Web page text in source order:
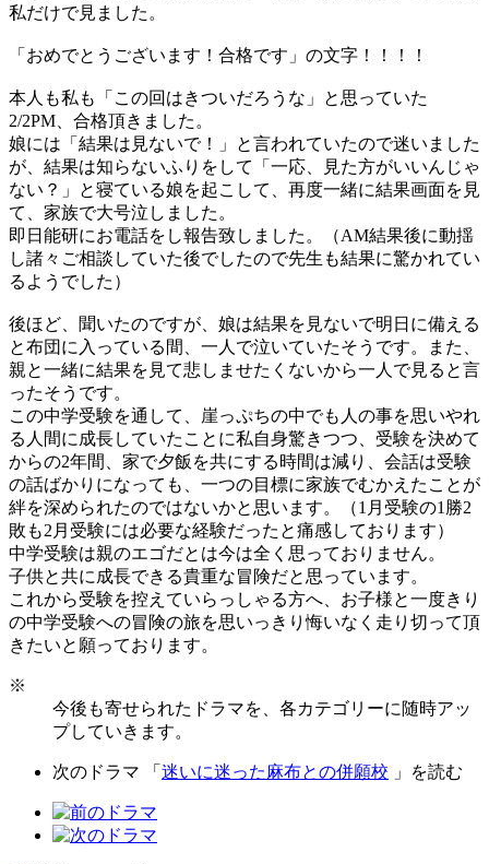
私だけで見ました。
「おめでとうございます！合格です」の文字！！！！
本人も私も「この回はきついだろうな」と思っていた
2/2PM、合格頂きました。
娘には「結果は見ないで！」と言われていたので迷いました
が、結果は知らないふりをして「一応、見た方がいいんじゃ
ない？」と寝ている娘を起こして、再度一緒に結果画面を見
て、家族で大号泣しました。
即日能研にお電話をし報告致しました。（AM結果後に動揺
し諸々ご相談していた後でしたので先生も結果に驚かれてい
るようでした）
後ほど、聞いたのですが、娘は結果を見ないで明日に備える
と布団に入っている間、一人で泣いていたそうです。また、
親と一緒に結果を見て悲しませたくないから一人で見ると言
ったそうです。
この中学受験を通して、崖っぷちの中でも人の事を思いやれ
る人間に成長していたことに私自身驚きつつ、受験を決めて
からの2年間、家で夕飯を共にする時間は減り、会話は受験
の話ばかりになっても、一つの目標に家族でむかえたことが
絆を深められたのではないかと思います。（1月受験の1勝2
敗も2月受験には必要な経験だったと痛感しております）
中学受験は親のエゴだとは今は全く思っておりません。
子供と共に成長できる貴重な冒険だと思っています。
これから受験を控えていらっしゃる方へ、お子様と一度きり
の中学受験への冒険の旅を思いっきり悔いなく走り切って頂
きたいと願っております。
※
今後も寄せられたドラマを、各カテゴリーに随時アッ
プしていきます。
次のドラマ 「 迷いに迷った麻布との併願校 」を読む